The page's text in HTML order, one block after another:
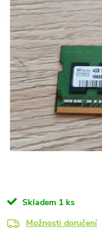
Skladem 1 ks
Možnosti doručení